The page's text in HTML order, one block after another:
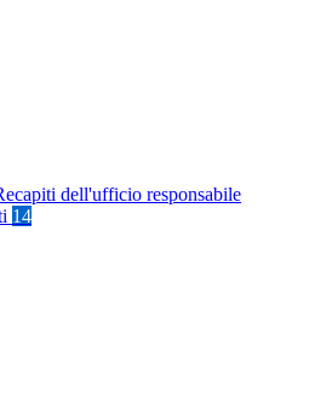
dell'ufficio responsabile
14